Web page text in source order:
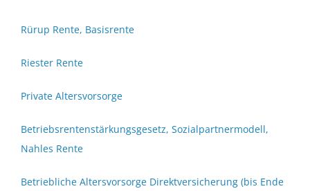
Rürup Rente, Basisrente
Riester Rente
Private Altersvorsorge
Betriebsrentenstärkungsgesetz, Sozialpartnermodell,
Nahles Rente
Betriebliche Altersvorsorge Direktversicherung (bis Ende